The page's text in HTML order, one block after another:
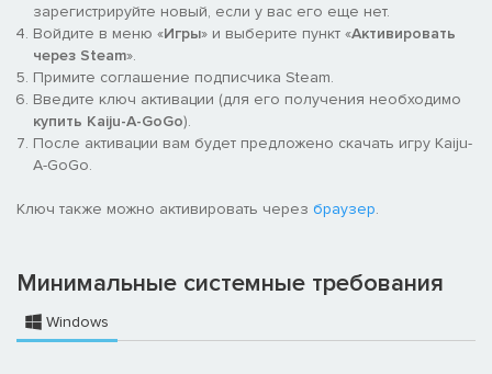
зарегистрируйте новый, если у вас его еще нет.
Войдите в меню «Игры» и выберите пункт «Активировать
через Steam».
Примите соглашение подписчика Steam.
Введите ключ активации (для его получения необходимо
купить Kaiju-A-GoGo).
После активации вам будет предложено скачать игру Kaiju-
A-GoGo.
Ключ также можно активировать через браузер.
Минимальные системные требования
Windows